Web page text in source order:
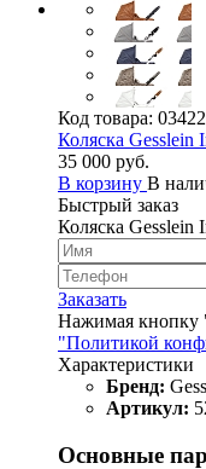
Код товара:
Коляска Gesslein
35 000 руб.
В корзину В
Быстрый заказ
Коляска Gesslein
Заказать
Нажимая кнопку
"Политикой
Характеристики
Бренд:
Артикул:
Основные